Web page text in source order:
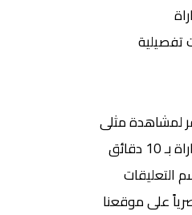
تفصيلية
لمشاهدة مثلى
دقائق
التعليقات
على موقعنا